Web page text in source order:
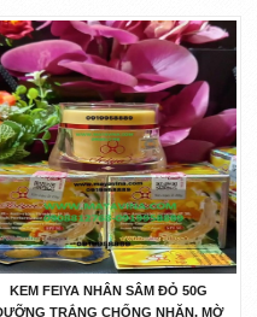
KEM FEIYA NHÂN SÂM ĐỎ 50G
TRẮNG CHỐNG NHĂN, MỜ